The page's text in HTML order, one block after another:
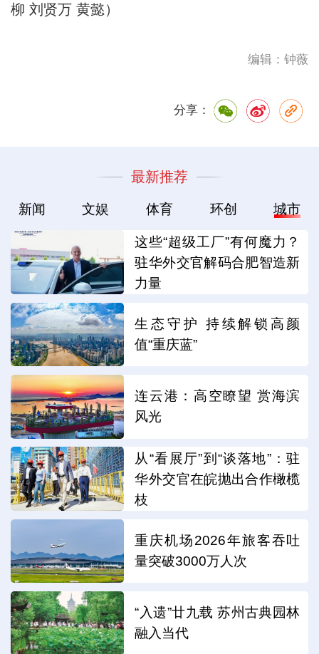
柳 刘贤万 黄懿）
编辑：钟薇
分享：
最新推荐
新闻 文娱 体育 环创 城市
这些“超级工厂”有何魔力？
驻华外交官解码合肥智造新
力量
生态守护 持续解锁高颜
值“重庆蓝”
连云港：高空瞭望 赏海滨
风光
从“看展厅”到“谈落地”：驻
华外交官在皖抛出合作橄榄
枝
重庆机场2026年旅客吞吐
量突破3000万人次
“入遗”廿九载 苏州古典园林
融入当代